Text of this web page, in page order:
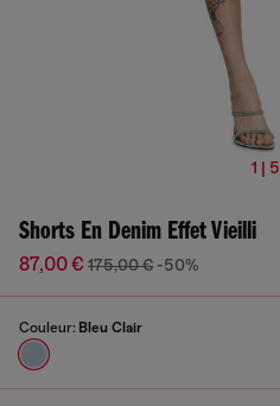
1 | 5
Shorts En Denim Effet Vieilli
87,00 € 175,00 € -50%
Couleur: Bleu Clair